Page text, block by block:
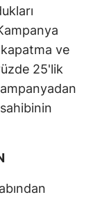
ve
25'lik